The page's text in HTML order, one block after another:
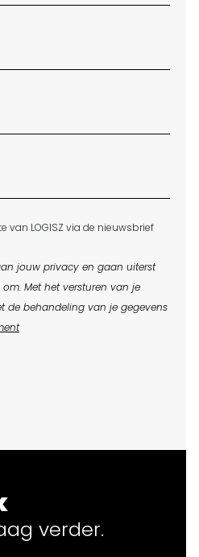
van LOGISZ via de nieuwsbrief
jouw privacy en gaan uiterst
Met het versturen van je
de behandeling van je gegevens
verder.